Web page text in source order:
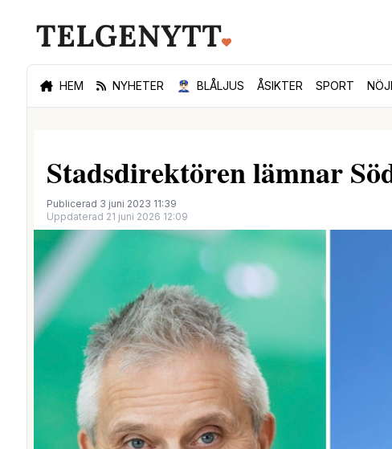
HEM NYHETER 👮🏻‍♂️ BLÅLJUS ÅSIKTER SPORT
Stadsdirektören lämnar
Publicerad 3 juni 2023 11:39
Uppdaterad 21 juni 2026 12:09